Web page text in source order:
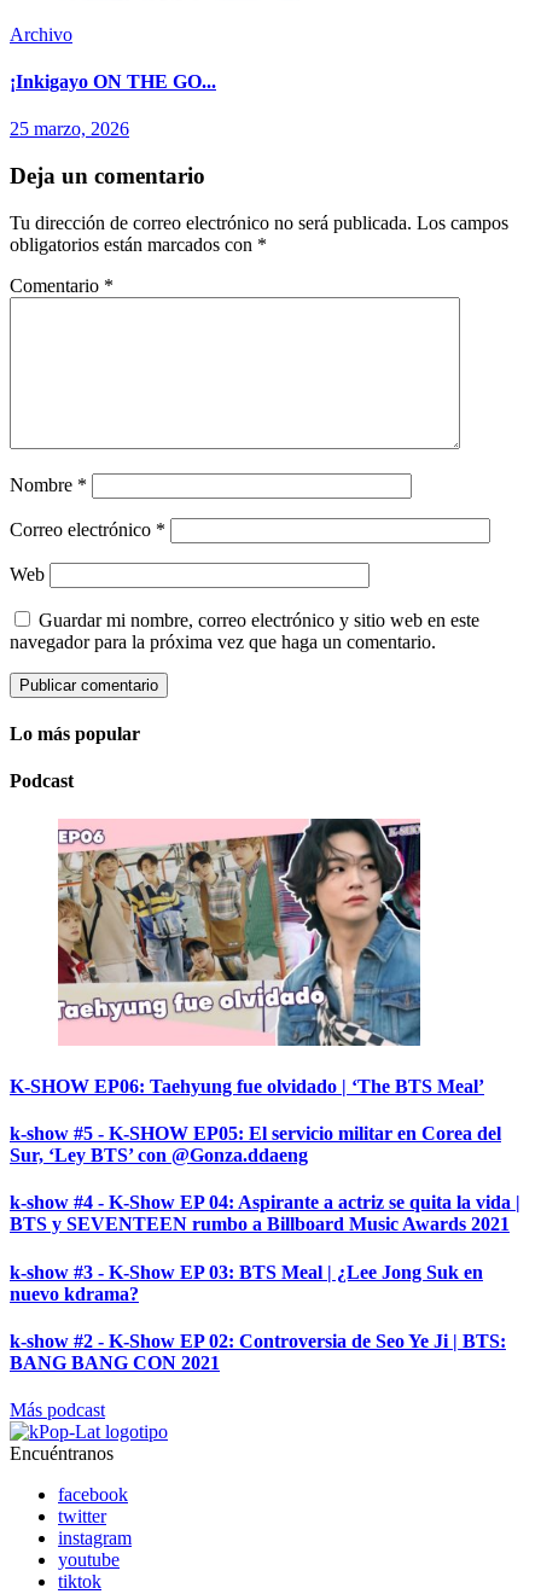
Archivo
¡Inkigayo ON THE GO...
25 marzo, 2026
Deja un comentario
Tu dirección de correo electrónico no será publicada. Los campos
obligatorios están marcados con *
Comentario *
Nombre *
Correo electrónico *
Web
Guardar mi nombre, correo electrónico y sitio web en este
navegador para la próxima vez que haga un comentario.
Lo más popular
Podcast
K-SHOW EP06: Taehyung fue olvidado | ‘The BTS Meal’
k-show #5 - K-SHOW EP05: El servicio militar en Corea del
Sur, ‘Ley BTS’ con @Gonza.ddaeng
k-show #4 - K-Show EP 04: Aspirante a actriz se quita la vida |
BTS y SEVENTEEN rumbo a Billboard Music Awards 2021
k-show #3 - K-Show EP 03: BTS Meal | ¿Lee Jong Suk en
nuevo kdrama?
k-show #2 - K-Show EP 02: Controversia de Seo Ye Ji | BTS:
BANG BANG CON 2021
Más podcast
Encuéntranos
facebook
twitter
instagram
youtube
tiktok